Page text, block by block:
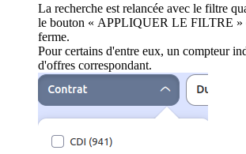
La recherche est relancée avec le filtre
le bouton « APPLIQUER LE FILTRE »
ferme.
Pour certains d'entre eux, un compteur
d'offres correspondant.